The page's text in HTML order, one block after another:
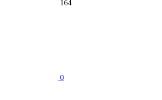
164
0